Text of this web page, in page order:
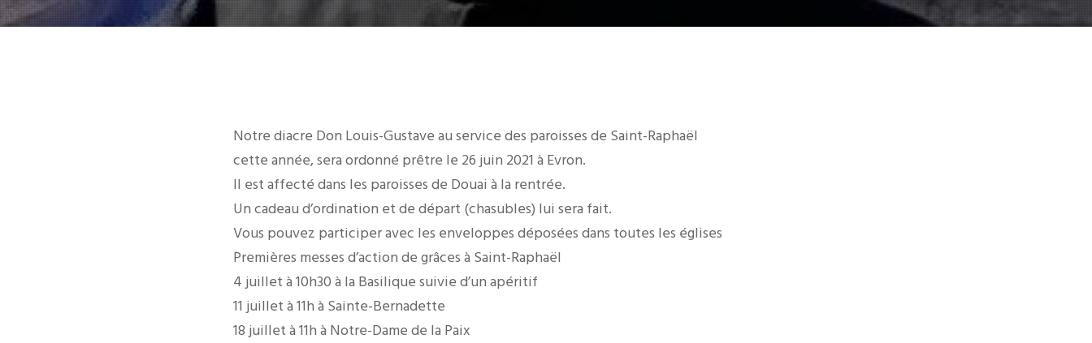
Notre diacre Don Louis-Gustave au service des paroisses de Saint-Raphaël
cette année, sera ordonné prêtre le 26 juin 2021 à Evron.
Il est affecté dans les paroisses de Douai à la rentrée.
Un cadeau d’ordination et de départ (chasubles) lui sera fait.
Vous pouvez participer avec les enveloppes déposées dans toutes les églises
Premières messes d’action de grâces à Saint-Raphaël
4 juillet à 10h30 à la Basilique suivie d’un apéritif
11 juillet à 11h à Sainte-Bernadette
18 juillet à 11h à Notre-Dame de la Paix